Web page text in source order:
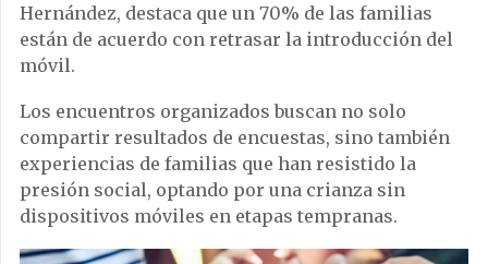
Hernández, destaca que un 70% de las familias
están de acuerdo con retrasar la introducción del
móvil.
Los encuentros organizados buscan no solo
compartir resultados de encuestas, sino también
experiencias de familias que han resistido la
presión social, optando por una crianza sin
dispositivos móviles en etapas tempranas.